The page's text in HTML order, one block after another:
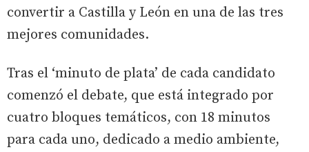
convertir a Castilla y León en una de las tres
mejores comunidades.
Tras el ‘minuto de plata’ de cada candidato
comenzó el debate, que está integrado por
cuatro bloques temáticos, con 18 minutos
para cada uno, dedicado a medio ambiente,